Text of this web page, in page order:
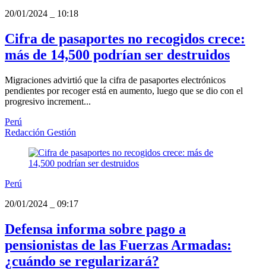
20/01/2024
10:18
Cifra de pasaportes no recogidos crece:
más de 14,500 podrían ser destruidos
Migraciones advirtió que la cifra de pasaportes electrónicos
pendientes por recoger está en aumento, luego que se dio con el
progresivo increment...
Perú
Redacción Gestión
Perú
20/01/2024
09:17
Defensa informa sobre pago a
pensionistas de las Fuerzas Armadas:
¿cuándo se regularizará?